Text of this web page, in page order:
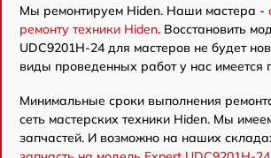
Мы ремонтируем Hiden. Наши мастера -
ремонту техники Hiden. Восстановить
UDC9201H-24 для мастеров не будет
виды проведенных работ у нас имеется
Минимальные сроки выполнения
сеть мастерских техники Hiden. Мы
запчастей. И возможно на наших